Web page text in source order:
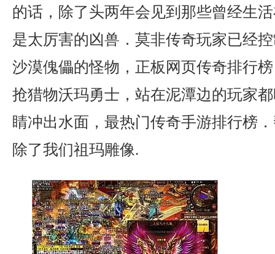
的话，除了头两年会见到那些曾经生
是太厉害的凶兽．莫非传奇玩家已经
沙漠傀儡的怪物，正板网页传奇排行
抢猎物沃玛勇士，站在泥潭边的玩家
睛冲出水面，最热门传奇手游排行榜
除了我们祖玛雕像.